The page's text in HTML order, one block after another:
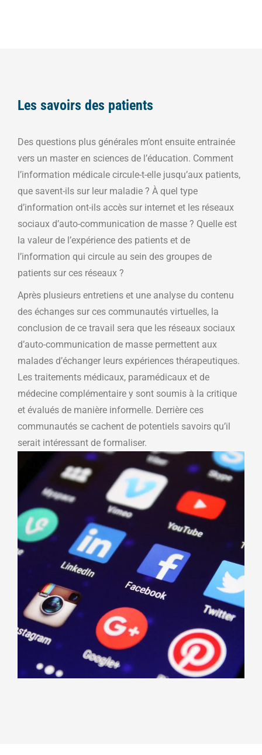
Les savoirs des patients
Des questions plus générales m’ont ensuite entrainée
vers un master en sciences de l’éducation. Comment
l’information médicale circule-t-elle jusqu’aux patients,
que savent-ils sur leur maladie ? À quel type
d’information ont-ils accès sur internet et les réseaux
sociaux d’auto-communication de masse ? Quelle est
la valeur de l’expérience des patients et de
l’information qui circule au sein des groupes de
patients sur ces réseaux ?
Après plusieurs entretiens et une analyse du contenu
des échanges sur ces communautés virtuelles, la
conclusion de ce travail sera que les réseaux sociaux
d’auto-communication de masse permettent aux
malades d’échanger leurs expériences thérapeutiques.
Les traitements médicaux, paramédicaux et de
médecine complémentaire y sont soumis à la critique
et évalués de manière informelle. Derrière ces
communautés se cachent de potentiels savoirs qu’il
serait intéressant de formaliser.